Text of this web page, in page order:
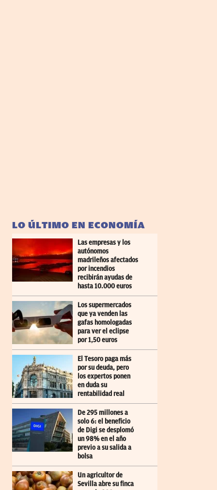
LO ÚLTIMO EN ECONOMÍA
Las empresas y los
autónomos
madrileños afectados
por incendios
recibirán ayudas de
hasta 10.000 euros
Los supermercados
que ya venden las
gafas homologadas
para ver el eclipse
por 1,50 euros
El Tesoro paga más
por su deuda, pero
los expertos ponen
en duda su
rentabilidad real
De 295 millones a
solo 6: el beneficio
de Digi se desplomó
un 98% en el año
previo a su salida a
bolsa
Un agricultor de
Sevilla abre su finca